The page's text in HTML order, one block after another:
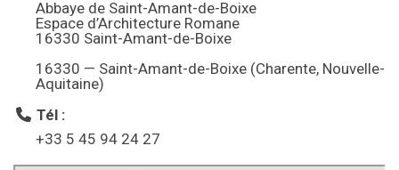
Abbaye de Saint-Amant-de-Boixe
Espace d’Architecture Romane
16330 Saint-Amant-de-Boixe
16330 — Saint-Amant-de-Boixe (Charente, Nouvelle-
Aquitaine)
Tél :
+33 5 45 94 24 27